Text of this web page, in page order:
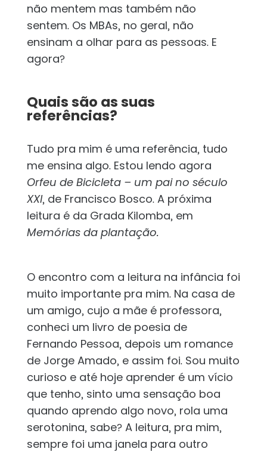
não mentem mas também não
sentem. Os MBAs, no geral, não
ensinam a olhar para as pessoas. E
agora?
Quais são as suas
referências?
Tudo pra mim é uma referência, tudo
me ensina algo. Estou lendo agora
Orfeu de Bicicleta – um pai no século
XXI, de Francisco Bosco. A próxima
leitura é da Grada Kilomba, em
Memórias da plantação.
O encontro com a leitura na infância foi
muito importante pra mim. Na casa de
um amigo, cujo a mãe é professora,
conheci um livro de poesia de
Fernando Pessoa, depois um romance
de Jorge Amado, e assim foi. Sou muito
curioso e até hoje aprender é um vício
que tenho, sinto uma sensação boa
quando aprendo algo novo, rola uma
serotonina, sabe? A leitura, pra mim,
sempre foi uma janela para outro